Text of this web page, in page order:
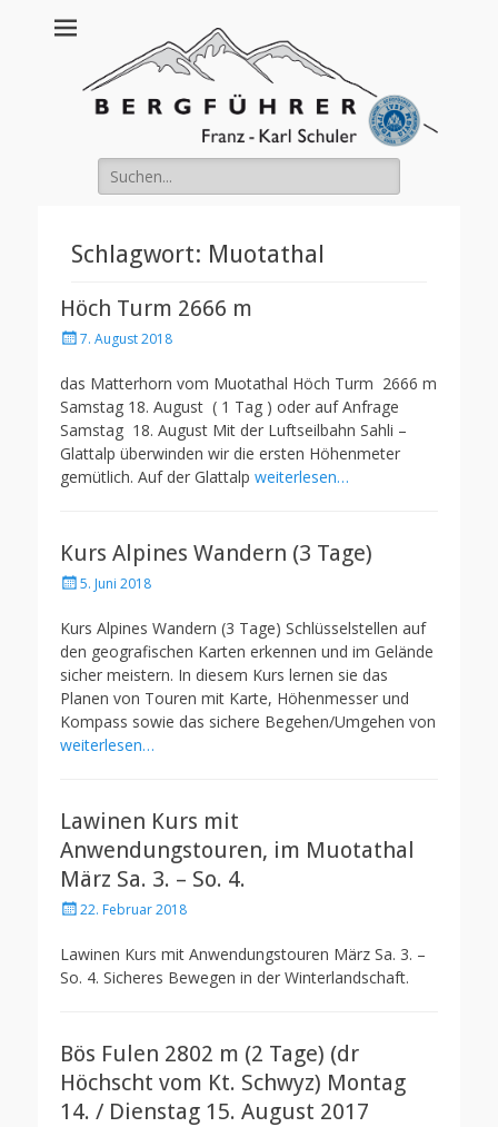
Franz Schuler
Suche
nach:
Schlagwort: Muotathal
Höch Turm 2666 m
Posted7. August 2018
das Matterhorn vom Muotathal Höch Turm 2666 m
Samstag 18. August ( 1 Tag ) oder auf Anfrage
Samstag 18. August Mit der Luftseilbahn Sahli –
Glattalp überwinden wir die ersten Höhenmeter
gemütlich. Auf der Glattalp weiterlesen…
Kurs Alpines Wandern (3 Tage)
Posted
5. Juni 2018
Kurs Alpines Wandern (3 Tage) Schlüsselstellen auf
den geografischen Karten erkennen und im Gelände
sicher meistern. In diesem Kurs lernen sie das
Planen von Touren mit Karte, Höhenmesser und
Kompass sowie das sichere Begehen/Umgehen von
weiterlesen…
Lawinen Kurs mit
Anwendungstouren, im Muotathal
März Sa. 3. – So. 4.
Posted22. Februar 2018
Lawinen Kurs mit Anwendungstouren März Sa. 3. –
So. 4. Sicheres Bewegen in der Winterlandschaft.
Bös Fulen 2802 m (2 Tage) (dr
Höchscht vom Kt. Schwyz) Montag
14. / Dienstag 15. August 2017